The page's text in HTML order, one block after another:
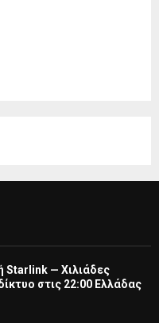
Starlink — Χιλιάδες
στις 22:00 Ελλάδας